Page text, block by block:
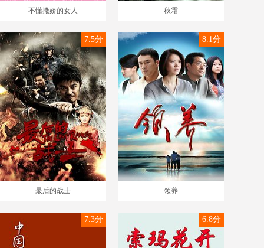
不懂撒娇的女人 秋霜
最后的战士
7.5分
领养
8.1分
7.3分 6.8分